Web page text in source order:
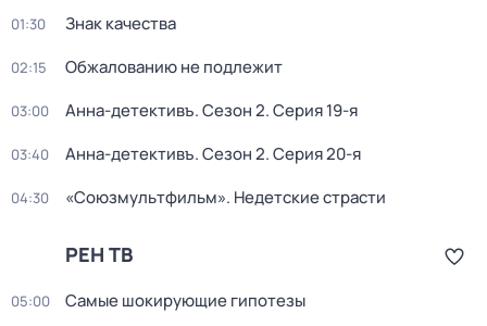
01:30 Знак качества
02:15 Обжалованию не подлежит
03:00 Анна-детективъ. Сезон 2. Серия 19-я
03:40 Анна-детективъ. Сезон 2. Серия 20-я
04:30 «Союзмультфильм». Недетские страсти
РЕН ТВ
05:00 Самые шoкиpующие гипотезы